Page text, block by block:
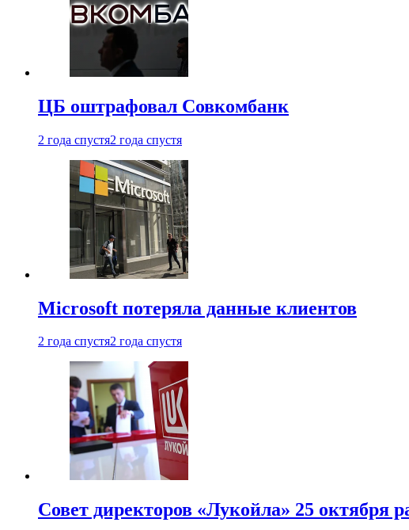
ЦБ оштрафовал Совкомбанк
2 года спустя2 года спустя
Microsoft потеряла данные клиентов
2 года спустя2 года спустя
Совет директоров «Лукойла» 25 октября